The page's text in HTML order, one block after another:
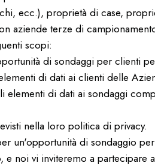
ecc.), proprietà di case,
aziende terze di
scopi:
di sondaggi per clienti
di dati ai clienti delle
elementi di dati ai sondaggi
nella loro politica di privacy.
un'opportunità di sondaggio
e noi vi inviteremo a